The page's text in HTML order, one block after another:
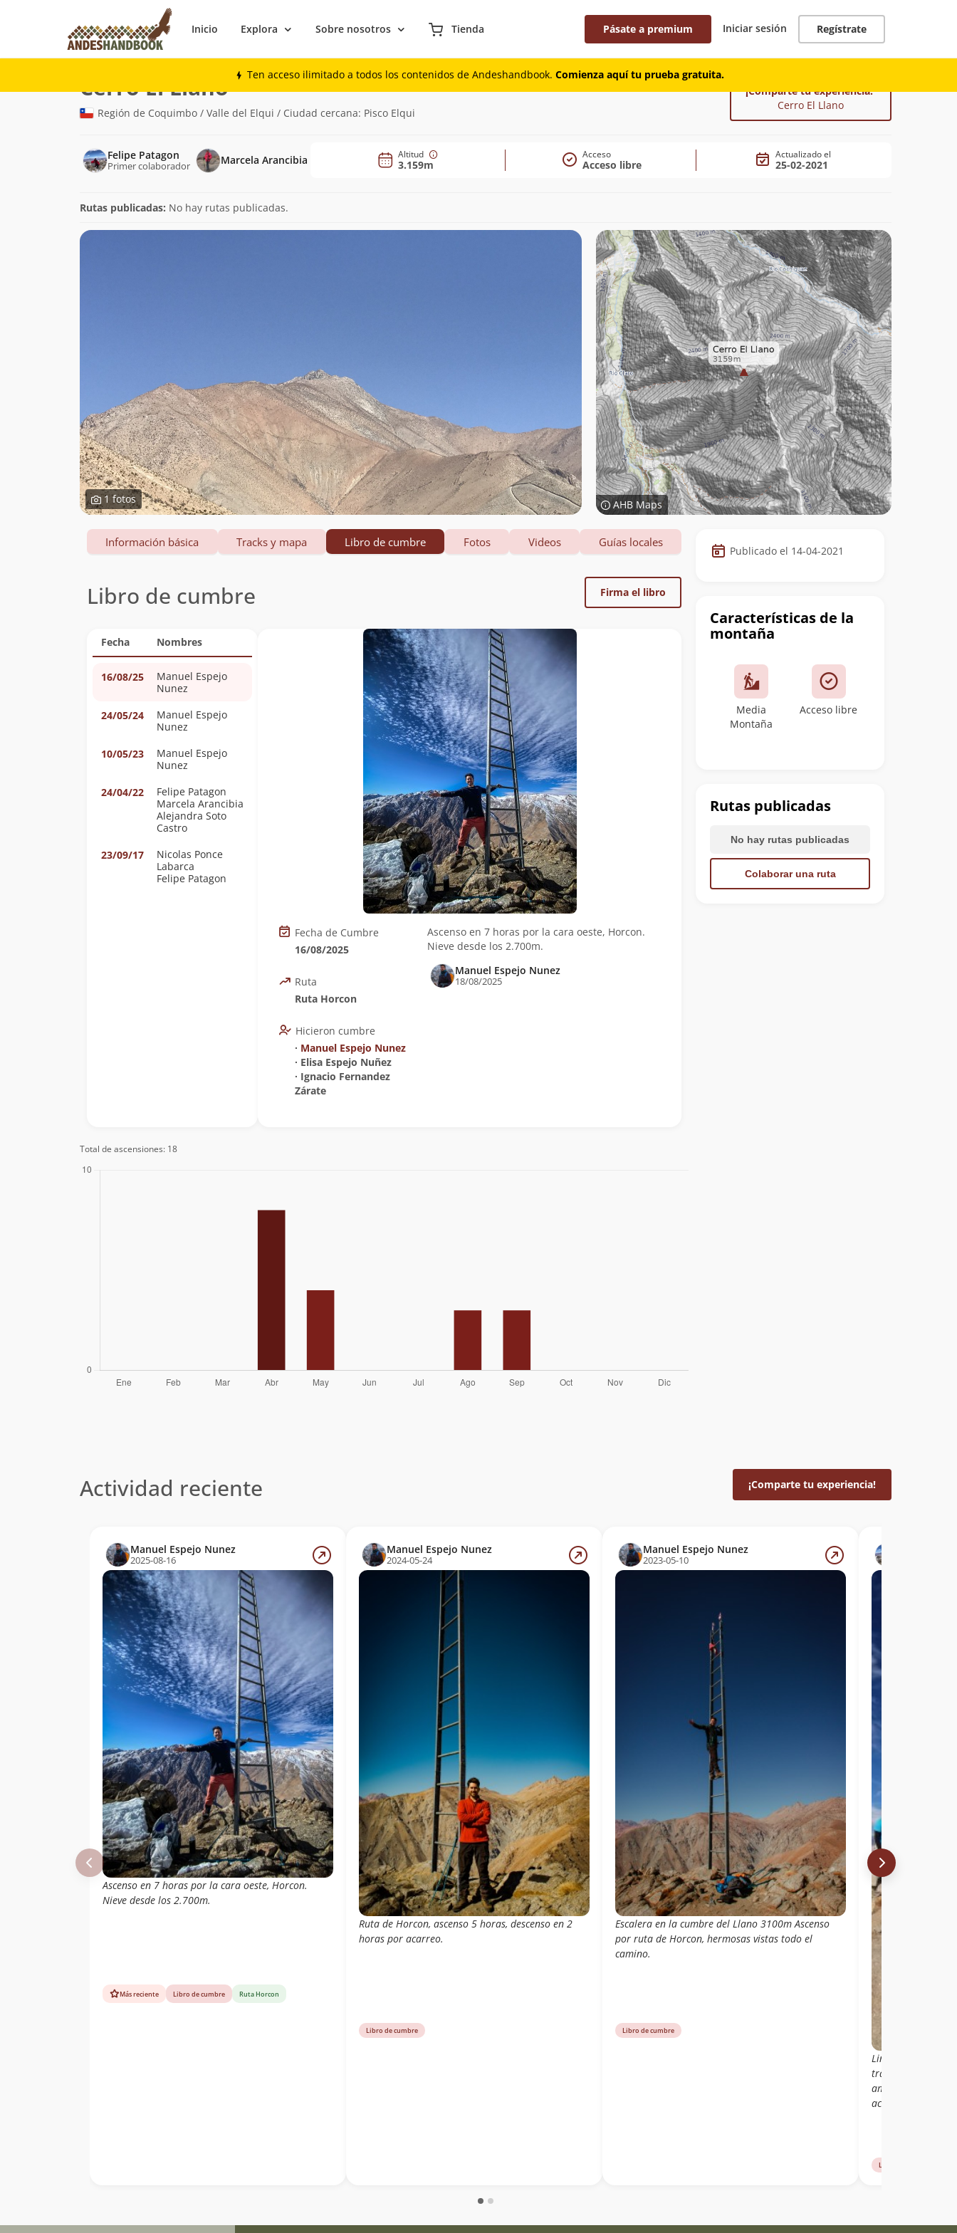
Inicio Explora Sobre nosotros Tienda Pásate a premium Iniciar sesión Regístrate
Ten acceso ilimitado a todos los contenidos de Andeshandbook. Comienza aquí tu prueba gratuita.
Montaña
Cerro El Llano (3.159m)
Región de Coquimbo / Valle del Elqui / Ciudad cercana: Pisco Elqui
¡Comparte tu experiencia!
Cerro El Llano
Felipe Patagon
Primer colaborador Marcela Arancibia Altitud
3.159m
Acceso
Acceso libre
Actualizado el
25-02-2021
Rutas publicadas: No hay rutas publicadas.
1 fotos AHB Maps
Datos
de
cumbre
Publicado el 14-04-2021
Características de la
montaña
Media
Montaña
Acceso libre
Rutas publicadas
No hay rutas publicadas
Colaborar una ruta
Información básica Tracks y mapa Libro de cumbre Fotos Videos Guías locales
Libro de cumbre Firma el libro
Fecha Nombres
16/08/25
Manuel Espejo
Nunez
24/05/24
Manuel Espejo
Nunez
10/05/23
Manuel Espejo
Nunez
24/04/22
Felipe Patagon
Marcela Arancibia
Alejandra Soto
Castro
23/09/17
Nicolas Ponce
Labarca
Felipe Patagon
Fecha de Cumbre
16/08/2025
Ruta
Ruta Horcon
Hicieron cumbre
∙ Manuel Espejo Nunez
∙ Elisa Espejo Nuñez
∙ Ignacio Fernandez
Zárate
Ascenso en 7 horas por la cara oeste, Horcon.
Nieve desde los 2.700m.
Manuel Espejo Nunez
18/08/2025
Total de ascensiones: 18
Actividad reciente ¡Comparte tu experiencia!
Manuel Espejo Nunez
2025-08-16
Ascenso en 7 horas por la cara oeste, Horcon.
Nieve desde los 2.700m.
Más reciente Libro de cumbre Ruta Horcon
Manuel Espejo Nunez
2024-05-24
Ruta de Horcon, ascenso 5 horas, descenso en 2
horas por acarreo.
Libro de cumbre
Manuel Espejo Nunez
2023-05-10
Escalera en la cumbre del Llano 3100m Ascenso
por ruta de Horcon, hermosas vistas todo el
camino.
Libro de cumbre
Linda y agradable
tranquilamente
amigos en 6
acarreo en 1,5
Libro de cumbre